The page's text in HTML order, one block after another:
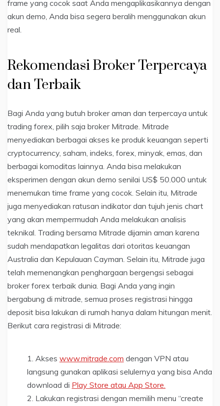
frame yang cocok saat Anda mengaplikasikannya dengan
akun demo, Anda bisa segera beralih menggunakan akun
real.
Rekomendasi Broker Terpercaya
dan Terbaik
Bagi Anda yang butuh broker aman dan terpercaya untuk
trading forex, pilih saja broker Mitrade. Mitrade
menyediakan berbagai akses ke produk keuangan seperti
cryptocurrency, saham, indeks, forex, minyak, emas, dan
berbagai komoditas lainnya. Anda bisa melakukan
eksperimen dengan akun demo senilai US$ 50.000 untuk
menemukan time frame yang cocok. Selain itu, Mitrade
juga menyediakan ratusan indikator dan tujuh jenis chart
yang akan mempermudah Anda melakukan analisis
teknikal. Trading bersama Mitrade dijamin aman karena
sudah mendapatkan legalitas dari otoritas keuangan
Australia dan Kepulauan Cayman. Selain itu, Mitrade juga
telah memenangkan penghargaan bergengsi sebagai
broker forex terbaik dunia. Bagi Anda yang ingin
bergabung di mitrade, semua proses registrasi hingga
deposit bisa lakukan di rumah hanya dalam hitungan menit.
Berikut cara registrasi di Mitrade:
Akses www.mitrade.com dengan VPN atau
langsung gunakan aplikasi selulernya yang bisa Anda
download di Play Store atau App Store.
Lakukan registrasi dengan memilih menu “create